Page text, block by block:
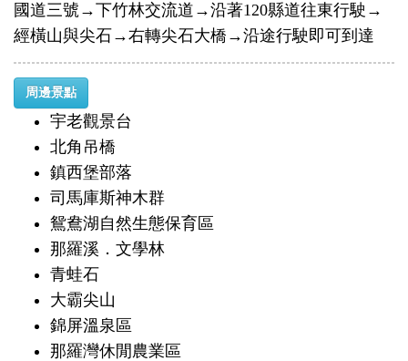
國道三號→下竹林交流道→沿著120縣道往東行駛→
經橫山與尖石→右轉尖石大橋→沿途行駛即可到達
周邊景點
宇老觀景台
北角吊橋
鎮西堡部落
司馬庫斯神木群
鴛鴦湖自然生態保育區
那羅溪．文學林
青蛙石
大霸尖山
錦屏溫泉區
那羅灣休閒農業區